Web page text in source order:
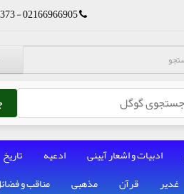
02166966905 - 09196835373
ادبیات و اشعار آیینی ادعیه تاریخ
غدیر قرآن مذهبی مناقب و